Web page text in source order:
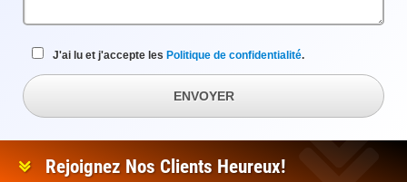
J'ai lu et j'accepte les Politique de confidentialité.
ENVOYER
Rejoignez Nos Clients Heureux!